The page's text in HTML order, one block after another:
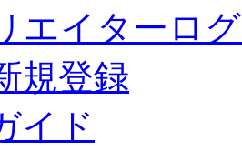
エイターロ
規登録
イド